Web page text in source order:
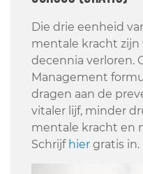
Die drie eenheid
mentale kracht zijn
decennia verloren.
Management
dragen aan de
vitaler lijf, minder
mentale kracht en
Schrijf hier gratis in.